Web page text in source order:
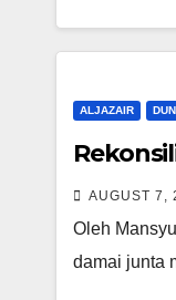
ALJAZAIR
AUGUST 7,
Oleh
damai junta